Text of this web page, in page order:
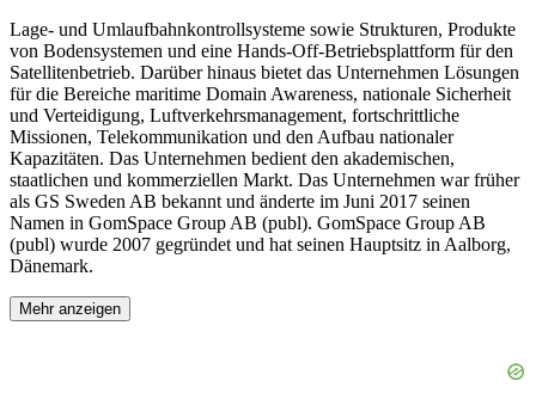
Lage- und Umlaufbahnkontrollsysteme sowie Strukturen, Produkte
von Bodensystemen und eine Hands-Off-Betriebsplattform für den
Satellitenbetrieb. Darüber hinaus bietet das Unternehmen Lösungen
für die Bereiche maritime Domain Awareness, nationale Sicherheit
und Verteidigung, Luftverkehrsmanagement, fortschrittliche
Missionen, Telekommunikation und den Aufbau nationaler
Kapazitäten. Das Unternehmen bedient den akademischen,
staatlichen und kommerziellen Markt. Das Unternehmen war früher
als GS Sweden AB bekannt und änderte im Juni 2017 seinen
Namen in GomSpace Group AB (publ). GomSpace Group AB
(publ) wurde 2007 gegründet und hat seinen Hauptsitz in Aalborg,
Dänemark.
Mehr anzeigen